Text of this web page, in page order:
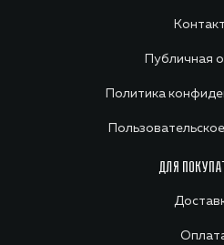
Публичная
Политика
ДЛЯ